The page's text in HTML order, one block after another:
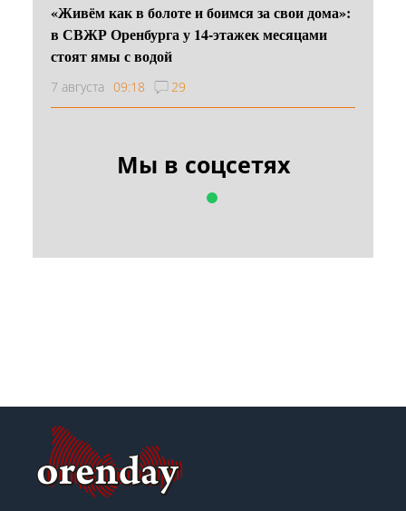
«Живём как в болоте и боимся за свои дома»:
в СВЖР Оренбурга у 14-этажек месяцами
стоят ямы с водой
7 августа 09:18 29
Мы в соцсетях